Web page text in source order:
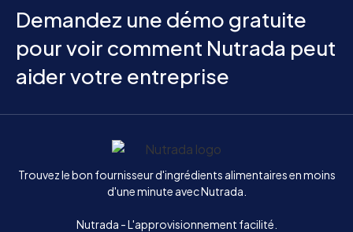
Demandez une démo gratuite
pour voir comment Nutrada peut
aider votre entreprise
Accueil
Trouvez le bon fournisseur d'ingrédients alimentaires en moins
d'une minute avec Nutrada.
Nutrada - L'approvisionnement facilité.